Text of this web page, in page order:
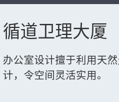
循道卫理大厦
办公室设计擅于利用天
计，令空间灵活实用。